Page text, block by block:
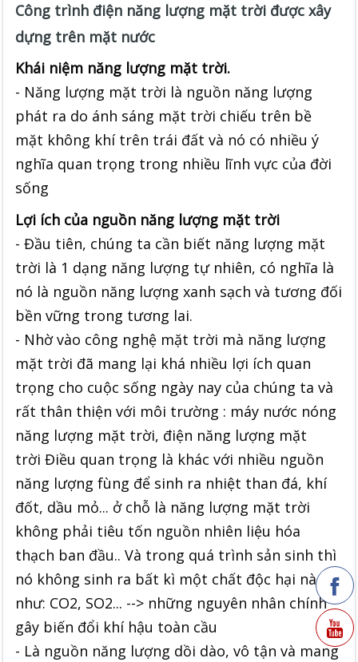
Công trình điện năng lượng mặt trời được xây
dựng trên mặt nước
Khái niệm năng lượng mặt trời.
- Năng lượng mặt trời là nguồn năng lượng
phát ra do ánh sáng mặt trời chiếu trên bề
mặt không khí trên trái đất và nó có nhiều ý
nghĩa quan trọng trong nhiều lĩnh vực của đời
sống
Lợi ích của nguồn năng lượng mặt trời
- Đầu tiên, chúng ta cần biết năng lượng mặt
trời là 1 dạng năng lượng tự nhiên, có nghĩa là
nó là nguồn năng lượng xanh sạch và tương đối
bền vững trong tương lai.
- Nhờ vào công nghệ mặt trời mà năng lượng
mặt trời đã mang lại khá nhiều lợi ích quan
trọng cho cuộc sống ngày nay của chúng ta và
rất thân thiện với môi trường : máy nước nóng
năng lượng mặt trời, điện năng lượng mặt
trời Điều quan trọng là khác với nhiều nguồn
năng lượng fùng để sinh ra nhiệt than đá, khí
đốt, dầu mỏ... ở chỗ là năng lượng mặt trời
không phải tiêu tốn nguồn nhiên liệu hóa
thạch ban đầu.. Và trong quá trình sản sinh thì
nó không sinh ra bất kì một chất độc hại nào
như: CO2, SO2... --> những nguyên nhân chính
gây biến đổi khí hậu toàn cầu
- Là nguồn năng lượng dồi dào, vô tận và mang